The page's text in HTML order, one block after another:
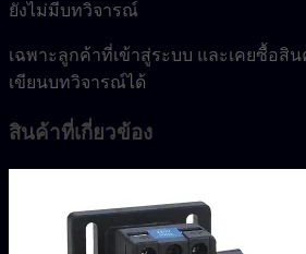
ยังไม่มีบทวิจารณ์
เฉพาะลูกค้าที่เข้าสู่ระบบ และเคยซื้อสิ
เขียนบทวิจารณ์ได้
สินค้าที่เกี่ยวข้อง